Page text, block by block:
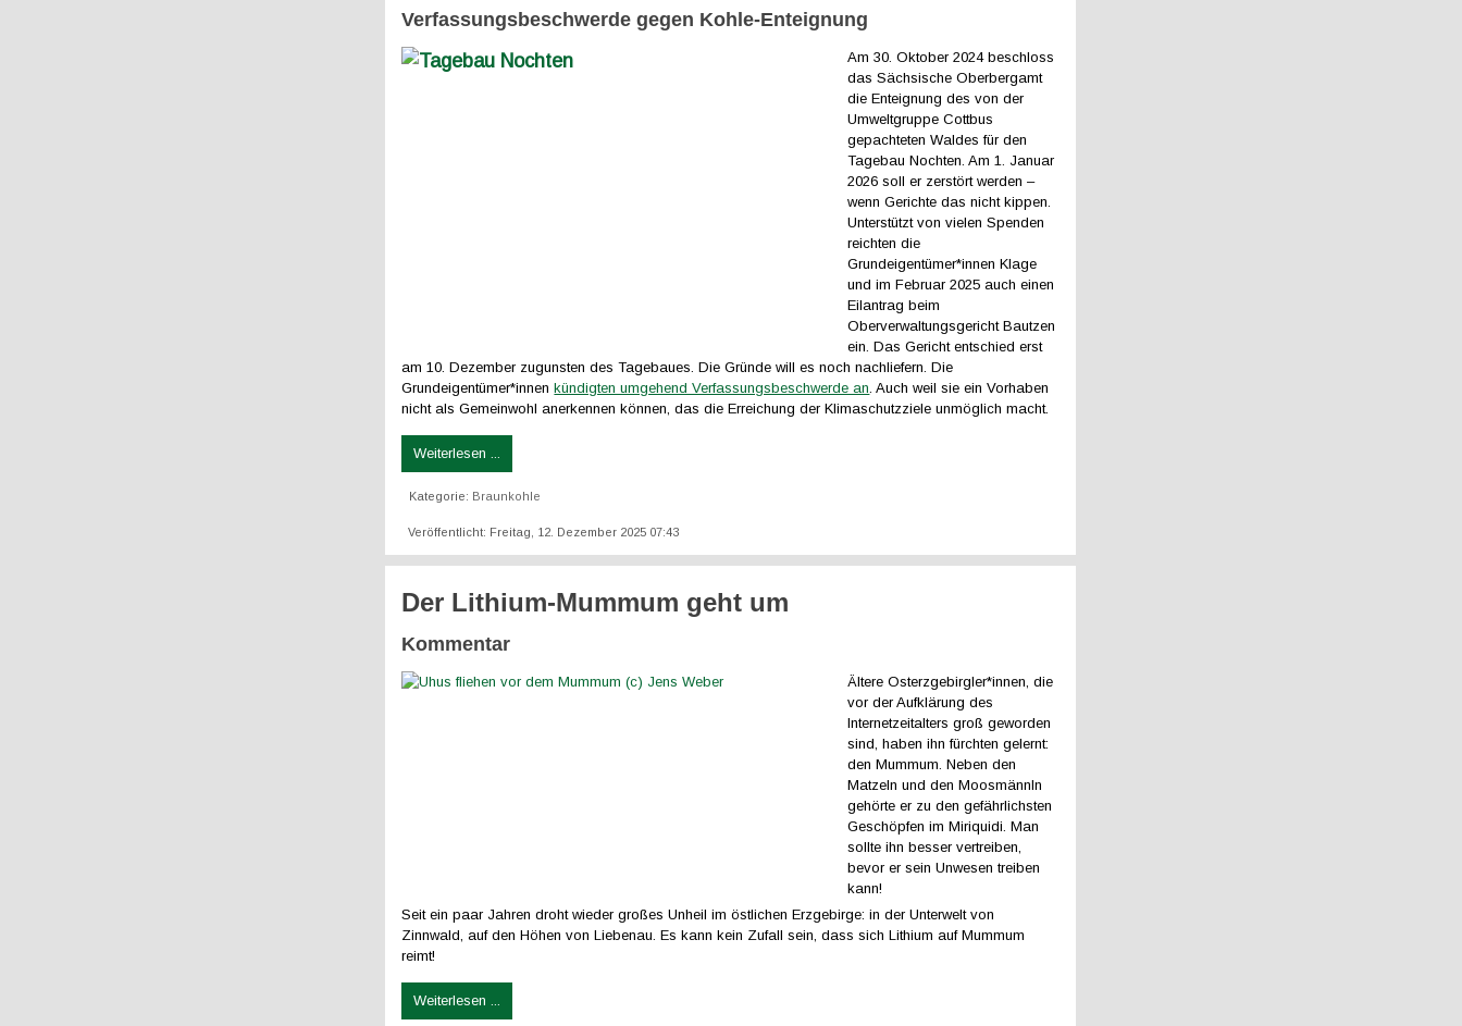
Verfassungsbeschwerde gegen Kohle-Enteignung
Am 30. Oktober 2024 beschloss
das Sächsische Oberbergamt
die Enteignung des von der
Umweltgruppe Cottbus
gepachteten Waldes für den
Tagebau Nochten. Am 1. Januar
2026 soll er zerstört werden –
wenn Gerichte das nicht kippen.
Unterstützt von vielen Spenden
reichten die
Grundeigentümer*innen Klage
und im Februar 2025 auch einen
Eilantrag beim
Oberverwaltungsgericht Bautzen
ein. Das Gericht entschied erst
am 10. Dezember zugunsten des Tagebaues. Die Gründe will es noch nachliefern. Die
Grundeigentümer*innenkündigten umgehend Verfassungsbeschwerde an. Auch weil sie ein Vorhaben
nicht als Gemeinwohl anerkennen können, das die Erreichung der Klimaschutzziele unmöglich macht.
Weiterlesen ...
Kategorie: Braunkohle
Veröffentlicht: Freitag, 12. Dezember 2025 07:43
Der Lithium-Mummum geht um
Kommentar
Ältere Osterzgebirgler*innen, die
vor der Aufklärung des
Internetzeitalters groß geworden
sind, haben ihn fürchten gelernt:
den Mummum. Neben den
Matzeln und den Moosmännln
gehörte er zu den gefährlichsten
Geschöpfen im Miriquidi. Man
sollte ihn besser vertreiben,
bevor er sein Unwesen treiben
kann!
Seit ein paar Jahren droht wieder großes Unheil im östlichen Erzgebirge: in der Unterwelt von
Zinnwald, auf den Höhen von Liebenau. Es kann kein Zufall sein, dass sich Lithium auf Mummum
reimt!
Weiterlesen ...